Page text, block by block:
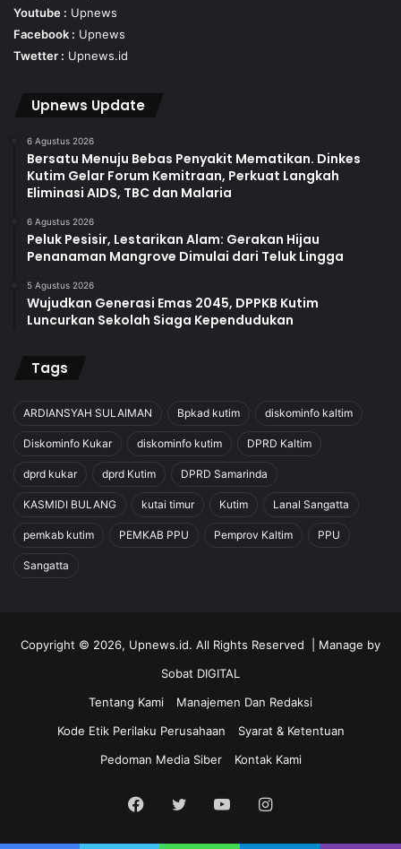
Youtube : Upnews
Facebook : Upnews
Twetter : Upnews.id
Upnews Update
6 Agustus 2026
Bersatu Menuju Bebas Penyakit Mematikan. Dinkes
Kutim Gelar Forum Kemitraan, Perkuat Langkah
Eliminasi AIDS, TBC dan Malaria
6 Agustus 2026
Peluk Pesisir, Lestarikan Alam: Gerakan Hijau
Penanaman Mangrove Dimulai dari Teluk Lingga
5 Agustus 2026
Wujudkan Generasi Emas 2045, DPPKB Kutim
Luncurkan Sekolah Siaga Kependudukan
Tags
ARDIANSYAH SULAIMAN Bpkad kutim diskominfo kaltim
Diskominfo Kukar diskominfo kutim DPRD Kaltim
dprd kukar dprd Kutim DPRD Samarinda
KASMIDI BULANG kutai timur Kutim Lanal Sangatta
pemkab kutim PEMKAB PPU Pemprov Kaltim PPU
Sangatta
Copyright © 2026, Upnews.id. All Rights Reserved | Manage by
Sobat DIGITAL
Tentang Kami
Manajemen Dan Redaksi
Kode Etik Perilaku Perusahaan
Syarat & Ketentuan
Pedoman Media Siber
Kontak Kami
Facebook
Twitter YouTubeInstagram